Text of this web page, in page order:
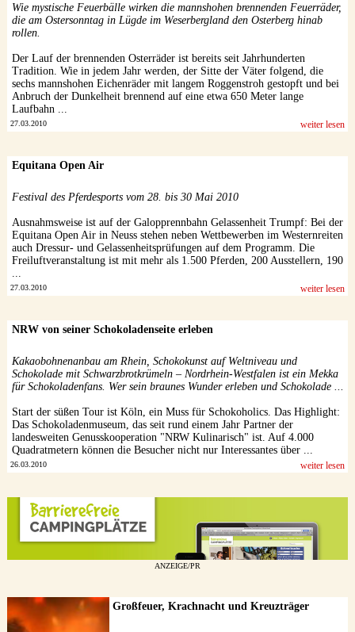
Wie mystische Feuerbälle wirken die mannshohen brennenden Feuerräder,
die am Ostersonntag in Lügde im Weserbergland den Osterberg hinab
rollen.
Der Lauf der brennenden Osterräder ist bereits seit Jahrhunderten
Tradition. Wie in jedem Jahr werden, der Sitte der Väter folgend, die
sechs mannshohen Eichenräder mit langem Roggenstroh gestopft und bei
Anbruch der Dunkelheit brennend auf eine etwa 650 Meter lange
Laufbahn ...
27.03.2010 weiter lesen
Equitana Open Air
Festival des Pferdesports vom 28. bis 30 Mai 2010
Ausnahmsweise ist auf der Galopprennbahn Gelassenheit Trumpf: Bei der
Equitana Open Air in Neuss stehen neben Wettbewerben im Westernreiten
auch Dressur- und Gelassenheitsprüfungen auf dem Programm. Die
Freiluftveranstaltung ist mit mehr als 1.500 Pferden, 200 Ausstellern, 190
27.03.2010 weiter lesen
NRW von seiner Schokoladenseite erleben
Kakaobohnenanbau am Rhein, Schokokunst auf Weltniveau und
Schokolade mit Schwarzbrotkrümeln – Nordrhein-Westfalen ist ein Mekka
für Schokoladenfans. Wer sein braunes Wunder erleben und Schokolade ...
Start der süßen Tour ist Köln, ein Muss für Schokoholics. Das Highlight:
Das Schokoladenmuseum, das seit rund einem Jahr Partner der
landesweiten Genusskooperation "NRW Kulinarisch" ist. Auf 4.000
Quadratmetern können die Besucher nicht nur Interessantes über ...
26.03.2010 weiter lesen
ANZEIGE/PR
Großfeuer, Krachnacht und Kreuzträger